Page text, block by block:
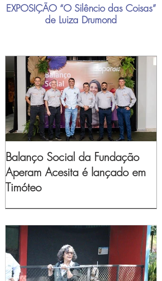
EXPOSIÇÃO “O Silêncio das Coisas”
de Luiza Drumond
Balanço Social da Fundação
Aperam Acesita é lançado em
Timóteo